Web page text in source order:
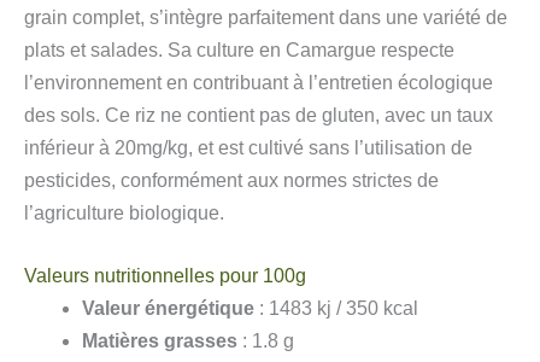
grain complet, s’intègre parfaitement dans une variété de
plats et salades. Sa culture en Camargue respecte
l’environnement en contribuant à l’entretien écologique
des sols. Ce riz ne contient pas de gluten, avec un taux
inférieur à 20mg/kg, et est cultivé sans l’utilisation de
pesticides, conformément aux normes strictes de
l’agriculture biologique.
Valeurs nutritionnelles pour 100g
Valeur énergétique : 1483 kj / 350 kcal
Matières grasses : 1.8 g